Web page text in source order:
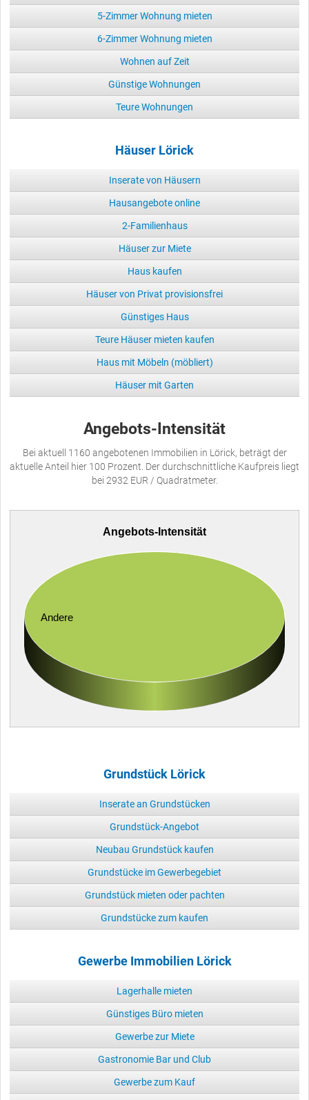
5-Zimmer Wohnung mieten
6-Zimmer Wohnung mieten
Wohnen auf Zeit
Günstige Wohnungen
Teure Wohnungen
Häuser Lörick
Inserate von Häusern
Hausangebote online
2-Familienhaus
Häuser zur Miete
Haus kaufen
Häuser von Privat provisionsfrei
Günstiges Haus
Teure Häuser mieten kaufen
Haus mit Möbeln (möbliert)
Häuser mit Garten
Angebots-Intensität
Bei aktuell 1160 angebotenen Immobilien in Lörick, beträgt der
aktuelle Anteil hier 100 Prozent. Der durchschnittliche Kaufpreis liegt
bei 2932 EUR / Quadratmeter.
Angebots-Intensität
Andere
Grundstück Lörick
Inserate an Grundstücken
Grundstück-Angebot
Neubau Grundstück kaufen
Grundstücke im Gewerbegebiet
Grundstück mieten oder pachten
Grundstücke zum kaufen
Gewerbe Immobilien Lörick
Lagerhalle mieten
Günstiges Büro mieten
Gewerbe zur Miete
Gastronomie Bar und Club
Gewerbe zum Kauf